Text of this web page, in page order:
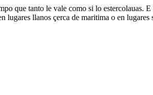
que tanto le vale como si lo estercolauas.
llanos çerca de maritima o en